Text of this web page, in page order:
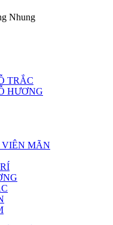
TRẮC
HƯƠNG
VIÊN MÃN